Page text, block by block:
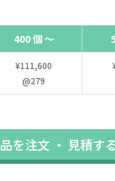
400 個 ～
¥111,600
@279
を注文 ・ 見積す